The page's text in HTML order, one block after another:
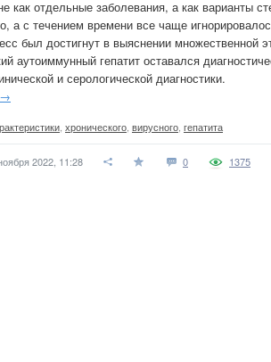
как отдельные заболевания, а как варианты
а с течением времени все чаще
был достигнут в выяснении множественной
аутоиммунный гепатит оставался
и серологической диагностики.
→
хронического вирусного гепатита
2022, 11:28 0 1375